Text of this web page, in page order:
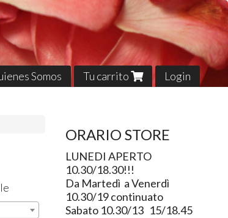
Somos Tu carrito Login
ORARIO STORE
LUNEDI APERTO
10.30/18.30!!!
Da Martedì a Venerdì
10.30/19 continuato
Sabato 10.30/13 15/18.45